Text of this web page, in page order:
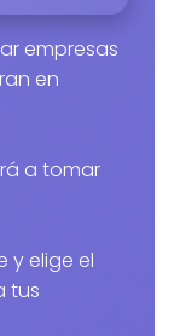
en
a tomar
y elige el
tus